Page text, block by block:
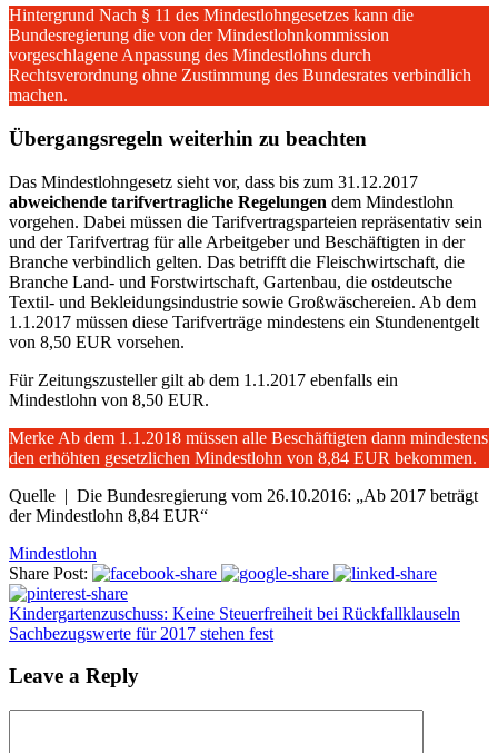
Hintergrund Nach § 11 des Mindestlohngesetzes kann die
Bundesregierung die von der Mindestlohnkommission
vorgeschlagene Anpassung des Mindestlohns durch
Rechtsverordnung ohne Zustimmung des Bundesrates verbindlich
machen.
Übergangsregeln weiterhin zu beachten
Das Mindestlohngesetz sieht vor, dass bis zum 31.12.2017
abweichende tarifvertragliche Regelungen dem Mindestlohn
vorgehen. Dabei müssen die Tarifvertragsparteien repräsentativ sein
und der Tarifvertrag für alle Arbeitgeber und Beschäftigten in der
Branche verbindlich gelten. Das betrifft die Fleischwirtschaft, die
Branche Land- und Forstwirtschaft, Gartenbau, die ostdeutsche
Textil- und Bekleidungsindustrie sowie Großwäschereien. Ab dem
1.1.2017 müssen diese Tarifverträge mindestens ein Stundenentgelt
von 8,50 EUR vorsehen.
Für Zeitungszusteller gilt ab dem 1.1.2017 ebenfalls ein
Mindestlohn von 8,50 EUR.
Merke Ab dem 1.1.2018 müssen alle Beschäftigten dann mindestens
den erhöhten gesetzlichen Mindestlohn von 8,84 EUR bekommen.
Quelle | Die Bundesregierung vom 26.10.2016: „Ab 2017 beträgt
der Mindestlohn 8,84 EUR“
Mindestlohn
Share Post:
Kindergartenzuschuss: Keine Steuerfreiheit bei Rückfallklauseln
Sachbezugswerte für 2017 stehen fest
Leave a Reply